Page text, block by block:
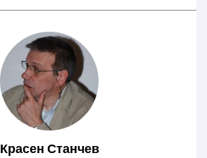
Красен Станчев